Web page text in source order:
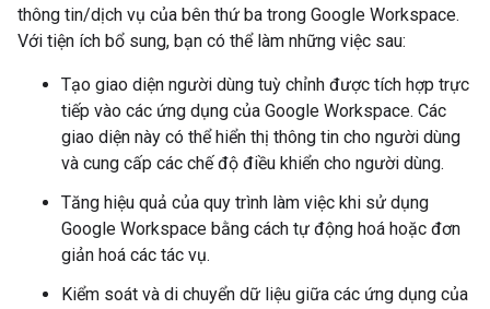
thông tin/dịch vụ của bên thứ ba trong Google Workspace.
Với tiện ích bổ sung, bạn có thể làm những việc sau:
Tạo giao diện người dùng tuỳ chỉnh được tích hợp trực
tiếp vào các ứng dụng của Google Workspace. Các
giao diện này có thể hiển thị thông tin cho người dùng
và cung cấp các chế độ điều khiển cho người dùng.
Tăng hiệu quả của quy trình làm việc khi sử dụng
Google Workspace bằng cách tự động hoá hoặc đơn
giản hoá các tác vụ.
Kiểm soát và di chuyển dữ liệu giữa các ứng dụng của